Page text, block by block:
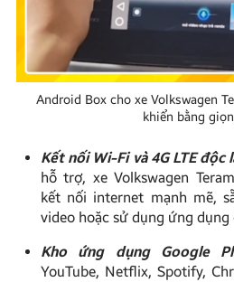
Android Box cho xe Volkswagen
khiển bằng
Kết nối Wi-Fi và 4G LTE độc
hỗ trợ, xe Volkswagen
kết nối internet mạnh mẽ,
video hoặc sử dụng ứng dụng
Kho ứng dụng Google
YouTube, Netflix, Spotify,